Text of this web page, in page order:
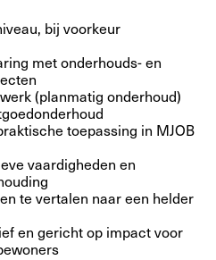
bij voorkeur
met onderhouds- en
(planmatig onderhoud)
toepassing in MJOB
vaardigheden en
te vertalen naar een helder
en gericht op impact voor